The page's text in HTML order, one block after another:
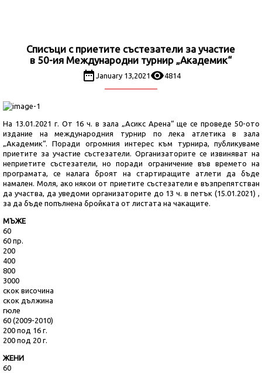
Списъци с приетите състезатели за участие
в 50-ия Международни турнир „Академик“
January 13,2021 4814
На 13.01.2021 г. От 16 ч. в зала „Асикс Арена“ ще се проведе 50-ото
издание на международния турнир по лека атлетика в зала
„Академик“. Поради огромния интерес към турнира, публикуваме
приетите за участие състезатели. Организаторите се извиняват на
неприетите състезатели, но поради ограничение във времето на
програмата, се налага броят на стартиращите атлети да бъде
намален. Моля, ако някои от приетите състезатели е възпрепятстван
да участва, да уведоми организаторите до 13 ч. в петък (15.01.2021) ,
за да бъде попълнена бройката от листата на чакащите.
МЪЖЕ
60
60 пр.
200
400
800
3000
скок височина
скок дължина
гюле
60 (2009-2010)
200 под 16 г.
200 под 20 г.
ЖЕНИ
60